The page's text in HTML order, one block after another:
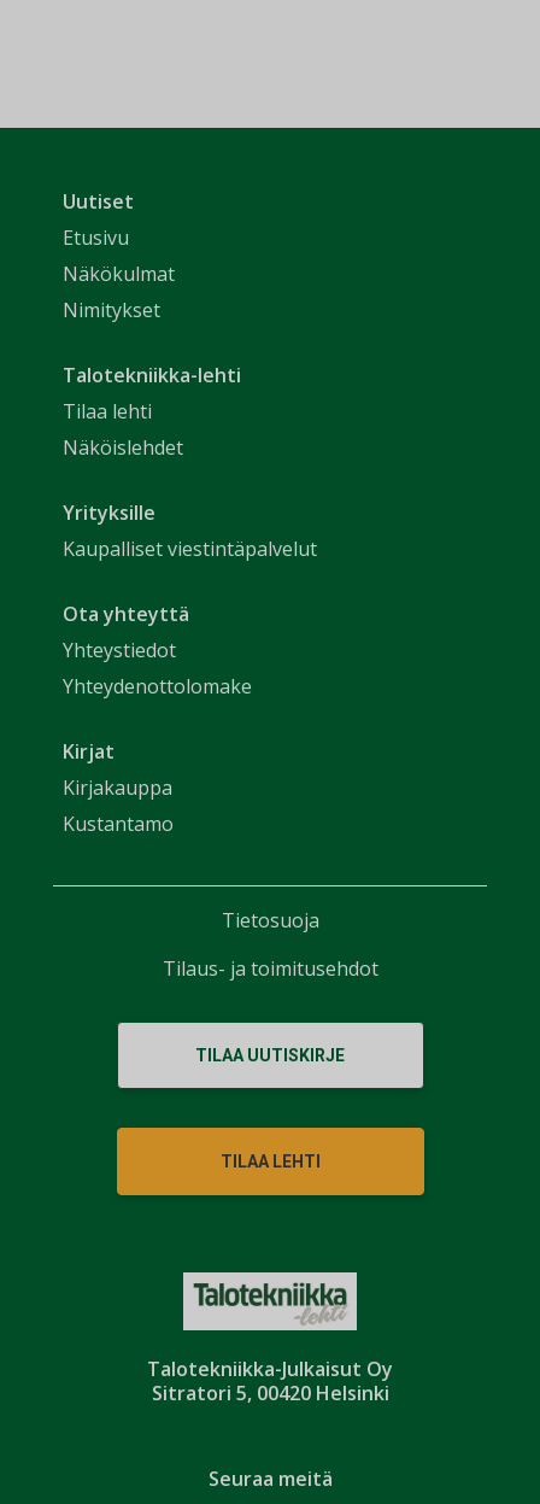
Talotekniikka-Julkaisut Oy
Sitratori 5, 00420 Helsinki
Uutiset
Etusivu
Näkökulmat
Nimitykset
Talotekniikka-lehti
Tilaa lehti
Näköislehdet
Yrityksille
Kaupalliset viestintäpalvelut
Ota yhteyttä
Yhteystiedot
Yhteydenottolomake
Kirjat
Kirjakauppa
Kustantamo
TILAA UUTISKIRJE
TILAA LEHTI
Seuraa meitä
Tietosuoja
Tilaus- ja toimitusehdot